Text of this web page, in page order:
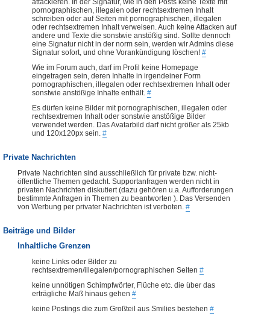
attackieren. In der Signatur, wie in den Posts keine Texte mit
pornographischen, illegalen oder rechtsextremen Inhalt
schreiben oder auf Seiten mit pornographischen, illegalen
oder rechtsextremen Inhalt verweisen. Auch keine Attacken auf
andere und Texte die sonstwie anstößig sind. Sollte dennoch
eine Signatur nicht in der norm sein, werden wir Admins diese
Signatur sofort, und ohne Vorankündigung löschen! #
Wie im Forum auch, darf im Profil keine Homepage
eingetragen sein, deren Inhalte in irgendeiner Form
pornographischen, illegalen oder rechtsextremen Inhalt oder
sonstwie anstößige Inhalte enthält. #
Es dürfen keine Bilder mit pornographischen, illegalen oder
rechtsextremen Inhalt oder sonstwie anstößige Bilder
verwendet werden. Das Avatarbild darf nicht größer als 25kb
und 120x120px sein. #
Private Nachrichten
Private Nachrichten sind ausschließlich für private bzw. nicht-
öffentliche Themen gedacht. Supportanfragen werden nicht in
privaten Nachrichten diskutiert (dazu gehören u.a. Aufforderungen
bestimmte Anfragen in Themen zu beantworten ). Das Versenden
von Werbung per privater Nachrichten ist verboten. #
Beiträge und Bilder
Inhaltliche Grenzen
keine Links oder Bilder zu
rechtsextremen/illegalen/pornographischen Seiten #
keine unnötigen Schimpfwörter, Flüche etc. die über das
erträgliche Maß hinaus gehen #
keine Postings die zum Großteil aus Smilies bestehen #